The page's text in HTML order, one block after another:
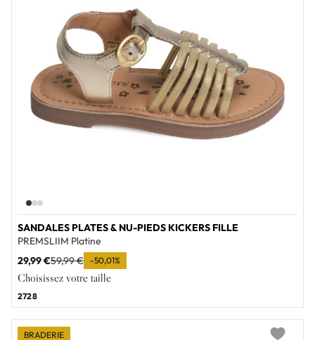
SANDALES PLATES & NU-PIEDS KICKERS FILLE
PREMSLIIM Platine
29,99 €59,99 € -50,01%
Choisissez votre taille
2728
BRADERIE